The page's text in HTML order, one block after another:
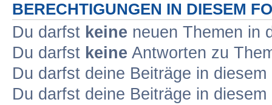
BERECHTIGUNGEN IN DIESEM
Du darfst keine neuen Themen in
Du darfst keine Antworten zu
Du darfst deine Beiträge in
Du darfst deine Beiträge in